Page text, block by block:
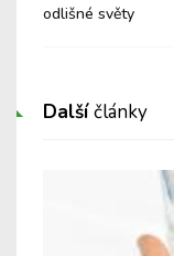
odlišné světy
Dalšíčlánky